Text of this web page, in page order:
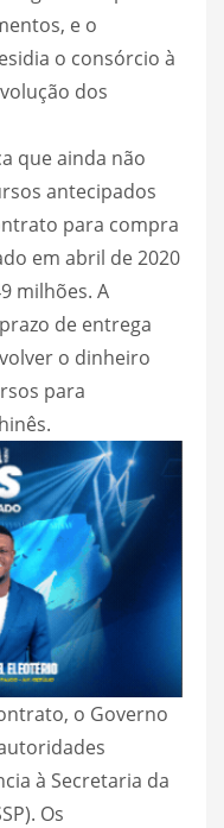
e o
o consórcio à
dos
que ainda não
antecipados
para compra
em abril de 2020
milhões. A
de entrega
o dinheiro
para
o Governo
à Secretaria da
Os